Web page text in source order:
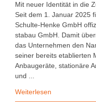
Mit neuer Identität in die
Seit dem 1. Januar 2025
Schulte-Henke GmbH
stabau GmbH. Damit
das Unternehmen den
seiner bereits etablierten
Anbaugeräte, stationäre
und ...
Weiterlesen